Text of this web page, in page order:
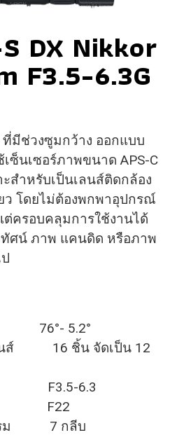
DX Nikkor
F3.5-6.3G
มีช่วงซูมกว้าง ออกแบบ
ซ็นเซอร์ภาพขนาด APS-C
สำหรับเป็นเลนส์ติดกล้อง
ว โดยไม่ต้องพกพาอุปกรณ์
ครอบคลุมการใช้งานได้
ศน์ ภาพ แคนดิด หรือภาพ
5.2°
ลนส์ 16 ชิ้น จัดเป็น 12
สุด F3.5-6.3
สุด F22
ฟรม 7 กลีบ